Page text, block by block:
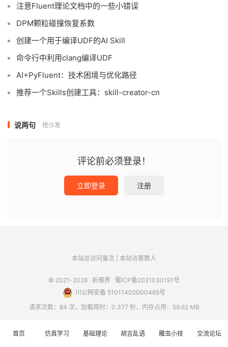
注意Fluent理论文档中的一些小错误
DPM颗粒碰撞恢复系数
创建一个用于编译UDF的AI Skill
命令行中利用clang编译UDF
AI+PyFluent：技术困境与优化路径
推荐一个Skills创建工具：skill-creator-cn
说两句 抢沙发
评论前必须登录！
立即登录 注册
本站总访问量次 本站访客数人
© 2021-2026 析模界
蜀ICP备2021030191号
川公网安备 51011402000465号
请求次数：84 次，加载用时：0.377 秒，内存占用：59.62 MB
首页 仿真学习 基础理论 胡言乱语 雕虫小技 交流论坛